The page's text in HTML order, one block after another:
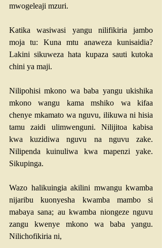
mwogeleaji mzuri.
Katika wasiwasi yangu nilifikiria jambo
moja tu: Kuna mtu anaweza kunisaidia?
Lakini sikuweza hata kupaza sauti kutoka
chini ya maji.
Nilipohisi mkono wa baba yangu ukishika
mkono wangu kama mshiko wa kifaa
chenye mkamato wa nguvu, ilikuwa ni hisia
tamu zaidi ulimwenguni. Nilijitoa kabisa
kwa kuzidiwa nguvu na nguvu zake.
Nilipenda kuinuliwa kwa mapenzi yake.
Sikupinga.
Wazo halikuingia akilini mwangu kwamba
nijaribu kuonyesha kwamba mambo si
mabaya sana; au kwamba niongeze nguvu
zangu kwenye mkono wa baba yangu.
Nilichofikiria ni,